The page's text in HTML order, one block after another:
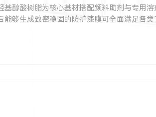
醇酸树脂为核心基材搭配颜料助剂与专用
够生成致密稳固的防护漆膜可全面满足各类